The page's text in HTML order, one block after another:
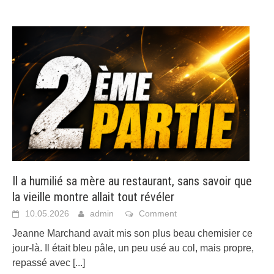
Il a humilié sa mère au restaurant, sans savoir que
la vieille montre allait tout révéler
10.05.2026 admin Comment
Jeanne Marchand avait mis son plus beau chemisier ce
jour-là. Il était bleu pâle, un peu usé au col, mais propre,
repassé avec [...]